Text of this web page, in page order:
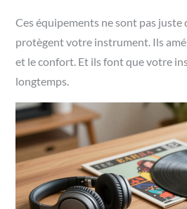
Ces équipements ne sont pas juste
protègent votre instrument. Ils
et le confort. Et ils font que votre
longtemps.